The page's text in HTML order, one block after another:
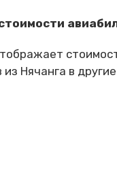
Нячанга в